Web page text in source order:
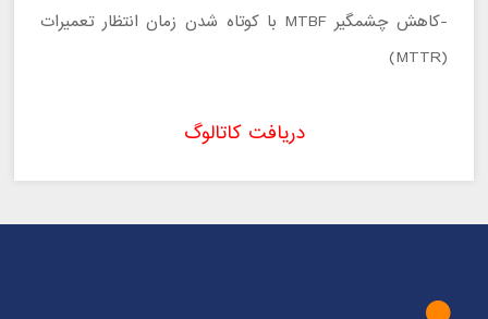
-کاهش چشمگیر MTBF با کوتاه شدن زمان انتظار تعمیرات
(MTTR)
دریافت کاتالوگ